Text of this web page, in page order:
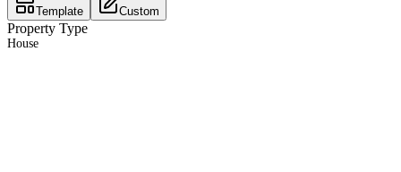
Template Custom
Property Type
House